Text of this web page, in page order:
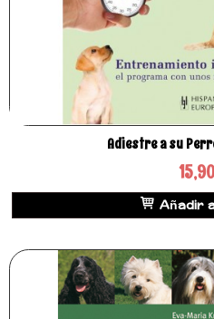
Adiestre a su
Añadir